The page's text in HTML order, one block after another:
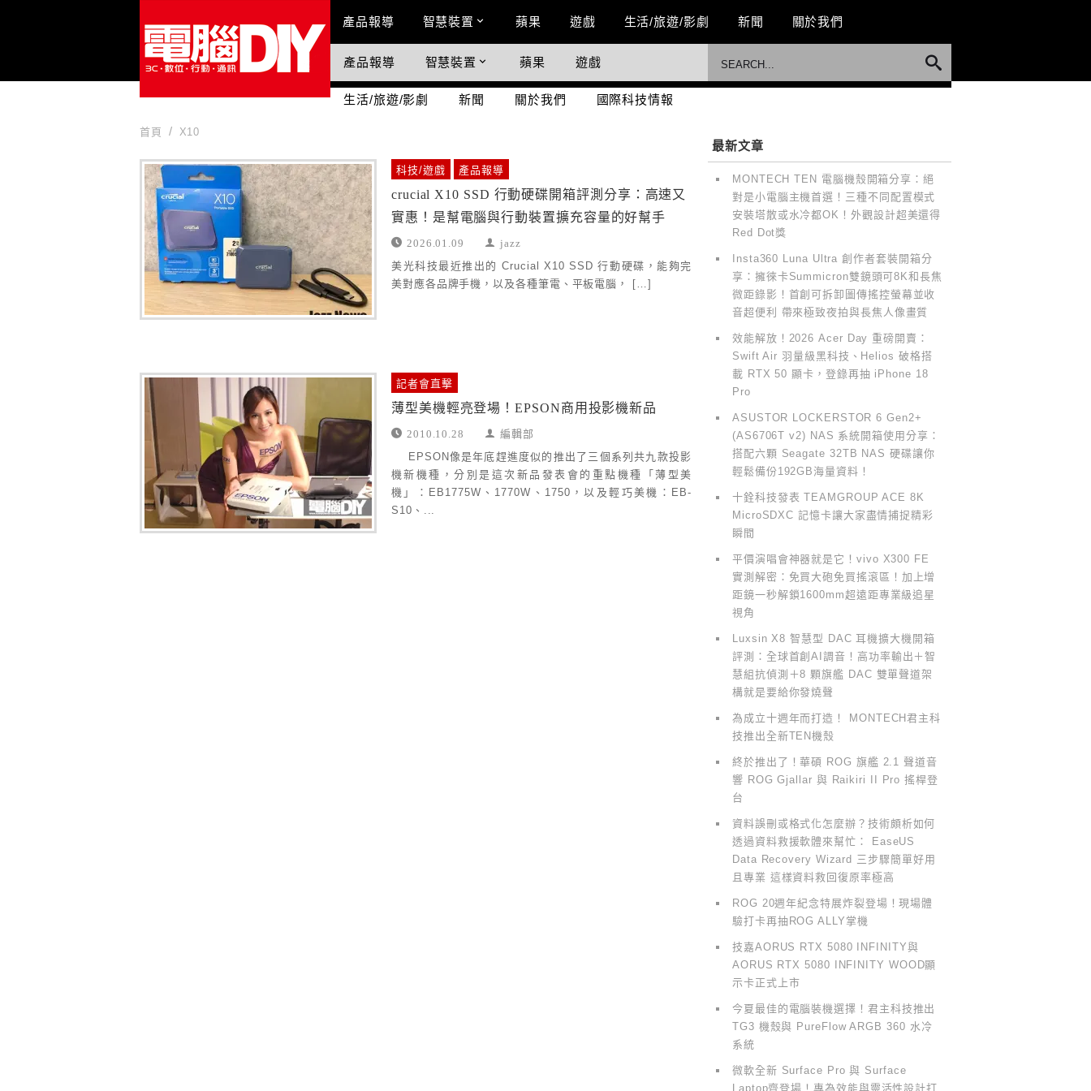
Main Menu
產品報導 智慧裝置 蘋果 遊戲 生活/旅遊/影劇 新聞 關於我們
國際科技情報
產品報導 智慧裝置 蘋果 遊戲
生活/旅遊/影劇 新聞 關於我們 國際科技情報
首頁 X10
X10 科技/遊戲 產品報導
crucial X10 SSD 行動硬碟開箱評測分享：高速又
實惠！是幫電腦與行動裝置擴充容量的好幫手
2026.01.09 jazz
美光科技最近推出的 Crucial X10 SSD 行動硬碟，能夠完
美對應各品牌手機，以及各種筆電、平板電腦， […]
記者會直擊
薄型美機輕亮登場！EPSON商用投影機新品
2010.10.28 編輯部
EPSON像是年底趕進度似的推出了三個系列共九款投影
機新機種，分別是這次新品發表會的重點機種「薄型美
機」：EB1775W、1770W、1750，以及輕巧美機：EB-
S10、...
最新文章
MONTECH TEN 電腦機殼開箱分享：絕
對是小電腦主機首選！三種不同配置模式
安裝塔散或水冷都OK！外觀設計超美還得
Red Dot獎
Insta360 Luna Ultra 創作者套裝開箱分
享：擁徠卡Summicron雙鏡頭可8K和長焦
微距錄影！首創可拆卸圖傳搖控螢幕並收
音超便利 帶來極致夜拍與長焦人像畫質
效能解放！2026 Acer Day 重磅開賣：
Swift Air 羽量級黑科技、Helios 破格搭
載 RTX 50 顯卡，登錄再抽 iPhone 18
Pro
ASUSTOR LOCKERSTOR 6 Gen2+
(AS6706T v2) NAS 系統開箱使用分享：
搭配六顆 Seagate 32TB NAS 硬碟讓你
輕鬆備份192GB海量資料！
十銓科技發表 TEAMGROUP ACE 8K
MicroSDXC 記憶卡讓大家盡情捕捉精彩
瞬間
平價演唱會神器就是它！vivo X300 FE
實測解密：免買大砲免買搖滾區！加上增
距鏡一秒解鎖1600mm超遠距專業級追星
視角
Luxsin X8 智慧型 DAC 耳機擴大機開箱
評測：全球首創AI調音！高功率輸出＋智
慧組抗偵測＋8 顆旗艦 DAC 雙單聲道架
構就是要給你發燒聲
為成立十週年而打造！ MONTECH君主科
技推出全新TEN機殼
終於推出了！華碩 ROG 旗艦 2.1 聲道音
響 ROG Gjallar 與 Raikiri II Pro 搖桿登
台
資料誤刪或格式化怎麼辦？技術頗析如何
透過資料救援軟體來幫忙： EaseUS
Data Recovery Wizard 三步驟簡單好用
且專業 這樣資料救回復原率極高
ROG 20週年紀念特展炸裂登場！現場體
驗打卡再抽ROG ALLY掌機
技嘉AORUS RTX 5080 INFINITY與
AORUS RTX 5080 INFINITY WOOD顯
示卡正式上市
今夏最佳的電腦裝機選擇！君主科技推出
TG3 機殼與 PureFlow ARGB 360 水冷
系統
微軟全新 Surface Pro 與 Surface
Laptop齊登場！專為效能與靈活性設計打